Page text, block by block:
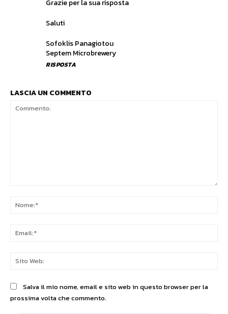
Grazie per la sua risposta
Saluti
Sofoklis Panagiotou
Septem Microbrewery
RISPOSTA
LASCIA UN COMMENTO
Salva il mio nome, email e sito web in questo browser per la
prossima volta che commento.